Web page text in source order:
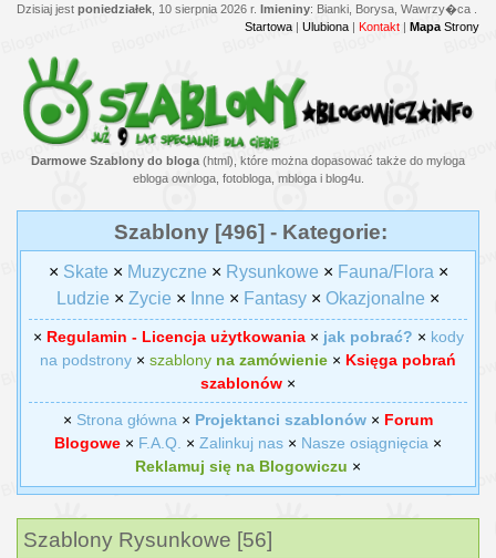
Dzisiaj jest poniedziałek , 10 sierpnia 2026 r. Imieniny: Bianki, Borysa, Wawrzy�ca .
Startowa | Ulubiona | Kontakt | Mapa Strony
Darmowe Szablony do bloga (html), które można dopasować także do myloga
ebloga ownloga, fotobloga, mbloga i blog4u.
Szablony [496] - Kategorie:
× Skate × Muzyczne × Rysunkowe × Fauna/Flora ×
Ludzie × Zycie × Inne × Fantasy × Okazjonalne ×
× Regulamin - Licencja użytkowania× jak pobrać? × kody
na podstrony × szablony na zamówienie × Księga pobrań
szablonów ×
× Strona główna × Projektanci szablonów × Forum
Blogowe × F.A.Q. × Zalinkuj nas × Nasze osiągnięcia ×
Reklamuj się na Blogowiczu ×
Szablony Rysunkowe [56]